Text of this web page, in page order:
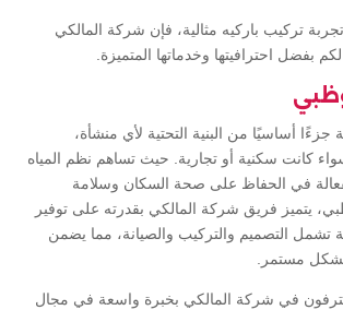
تركيب باركيه مثالية، فإن شركة المالكي
بفضل احترافيتها وخدماتها المتميزة.
جزءًا أساسيًا من البنية التحتية لأي منشأة،
كانت سكنية أو تجارية. حيث تساهم نظم المياه
في الحفاظ على صحة السكان وسلامة
يتميز فريق شركة المالكي بقدرته على توفير
تشمل التصميم والتركيب والصيانة، مما يضمن
بشكل مستمر.
في شركة المالكي بخبرة واسعة في مجال